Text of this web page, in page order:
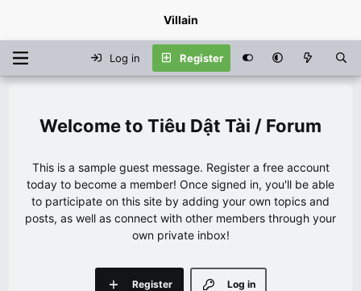
Villain
Log in Register
Tiêu Dật Tài / Forum
This is a sample guest message. Register a free account
today to become a member! Once signed in, you'll be able
to participate on this site by adding your own topics and
posts, as well as connect with other members through your
own private inbox!
Log in
Register